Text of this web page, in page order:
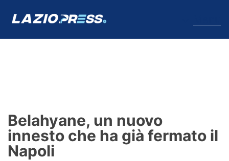
Formello
Infortuni
Belahyane, un nuovo
innesto che ha già fermato il
Napoli